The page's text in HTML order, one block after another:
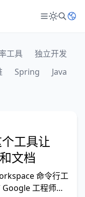
工具
独立开发
Spring
Java
工具让
文档
命令行工
Google 工程师